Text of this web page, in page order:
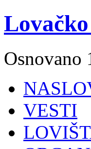
Osnovano
VESTI